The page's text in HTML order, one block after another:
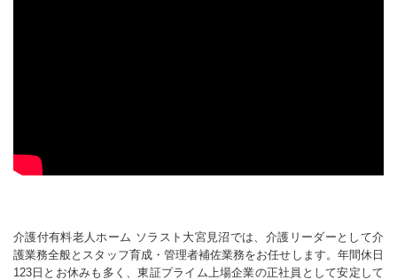
介護付有料老人ホーム ソラスト大宮見沼では、介護リーダーとして介
護業務全般とスタッフ育成・管理者補佐業務をお任せします。年間休日
123日とお休みも多く、東証プライム上場企業の正社員として安定して